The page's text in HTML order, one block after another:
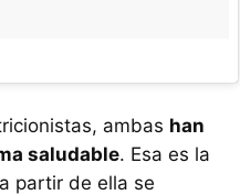
ambas han
saludable. Esa es la
partir de ella se